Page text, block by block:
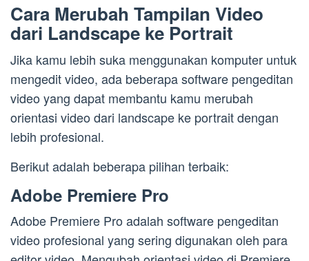
Cara Merubah Tampilan Video
dari Landscape ke Portrait
Jika kamu lebih suka menggunakan komputer untuk
mengedit video, ada beberapa software pengeditan
video yang dapat membantu kamu merubah
orientasi video dari landscape ke portrait dengan
lebih profesional.
Berikut adalah beberapa pilihan terbaik:
Adobe Premiere Pro
Adobe Premiere Pro adalah software pengeditan
video profesional yang sering digunakan oleh para